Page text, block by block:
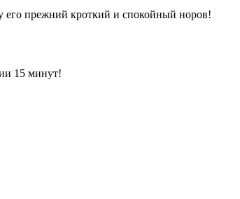
его прежний кроткий и спокойный норов!
15 минут!